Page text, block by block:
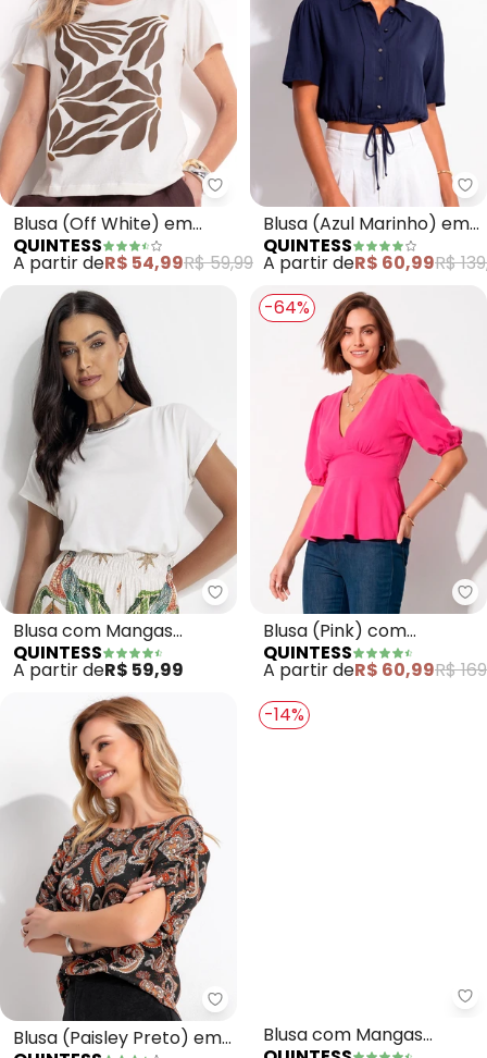
Quintess - Blusa (Off White)
Blusa (Off White) em
Malha de Algodão
QUINTESS
A partir deR$ 54,99R$ 59,99
Blusa (Azul Marinho) em
Viscose Plana
QUINTESS
A partir deR$ 60,99R$
Quintess - Blusa com Mangas
Blusa com Mangas
Curtas (Off White)
QUINTESS
A partir deR$ 59,99
-64%
Blusa (Pink) com
Amarração Costas
QUINTESS
A partir deR$ 60,99R$
Quintess - Blusa (Paisley
Blusa (Paisley Preto) em
-14%
Blusa com Mangas